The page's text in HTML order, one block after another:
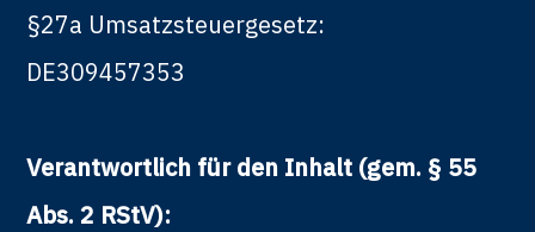
§27a Umsatzsteuergesetz:
DE309457353
Verantwortlich für den Inhalt (gem. § 55
Abs. 2 RStV):